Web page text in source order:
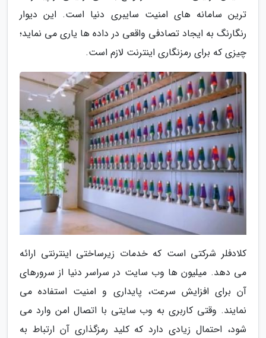
ترین سامانه های امنیت سایبری دنیا است. این دیوار
رنگارنگ به ایجاد تصادفی واقعی در داده ها یاری می نماید؛
چیزی که برای رمزنگاری اینترنت لازم است.
کلادفلر شرکتی است که خدمات زیرساختی اینترنتی ارائه
می دهد. میلیون ها وب سایت در سراسر دنیا از سرورهای
آن برای افزایش سرعت، پایداری و امنیت استفاده می
نمایند. وقتی کاربری به وب سایتی با اتصال امن وارد می
شود، احتمال زیادی دارد که کلید رمزگذاری آن ارتباط به